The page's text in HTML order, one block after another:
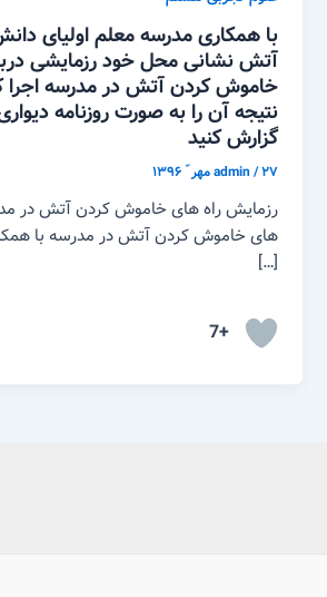
با همکاری مدرسه معلم اولیای
آتش نشانی محل خود رزمایشی
خاموش کردن آتش در مدرسه
نتیجه آن را به صورت روزنامه
گزارش کنید
admin/۲۷ مهر ّ ۱۳۹۶
رزمایش راه های خاموش کردن آتش در
های خاموش کردن آتش در مدرسه با
[…]
+7